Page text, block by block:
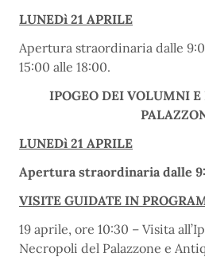
LUNEDì 21 APRILE
Apertura straordinaria dalle
15:00 alle 18:00.
IPOGEO DEI VOLUMNI E
LUNEDì 21 APRILE
Apertura straordinaria dalle
VISITE GUIDATE IN
19 aprile, ore 10:30 – Visita
Necropoli del Palazzone e